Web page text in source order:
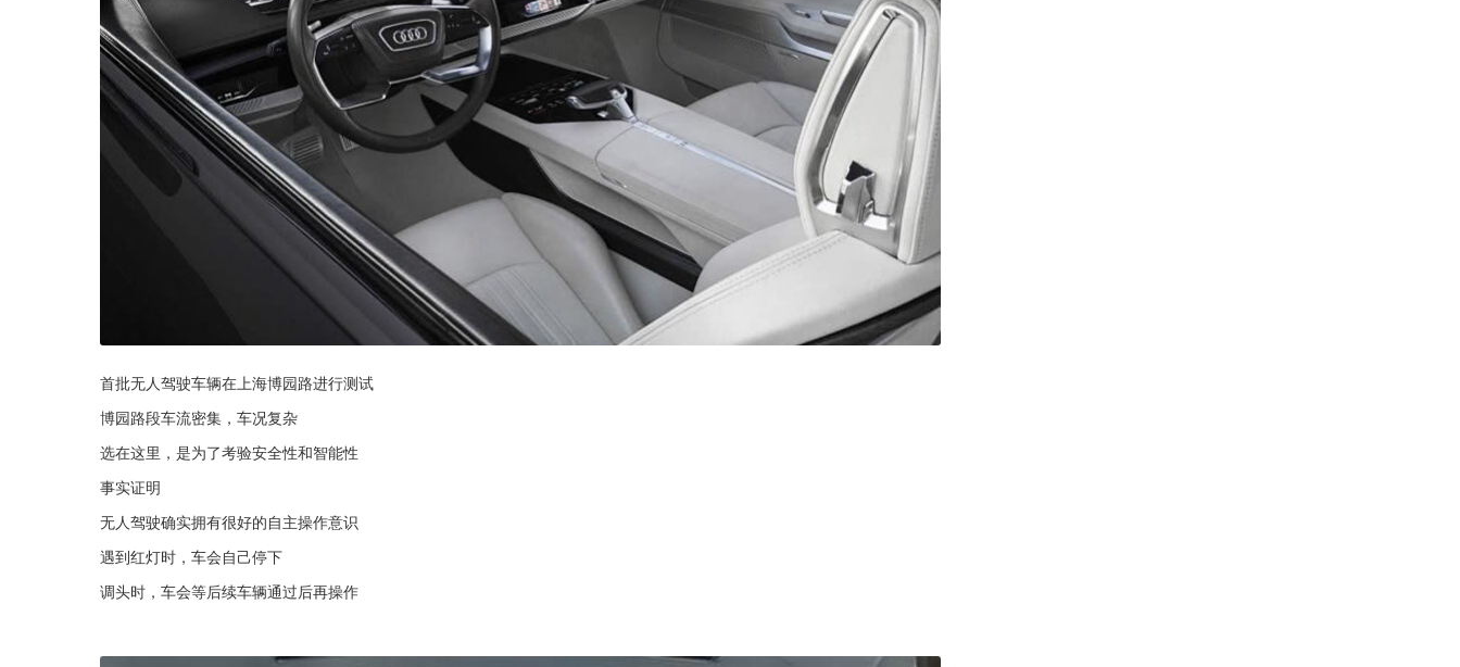
首批无人驾驶车辆在上海博园路进行测试
博园路段车流密集，车况复杂
选在这里，是为了考验安全性和智能性
事实证明
无人驾驶确实拥有很好的自主操作意识
遇到红灯时，车会自己停下
调头时，车会等后续车辆通过后再操作